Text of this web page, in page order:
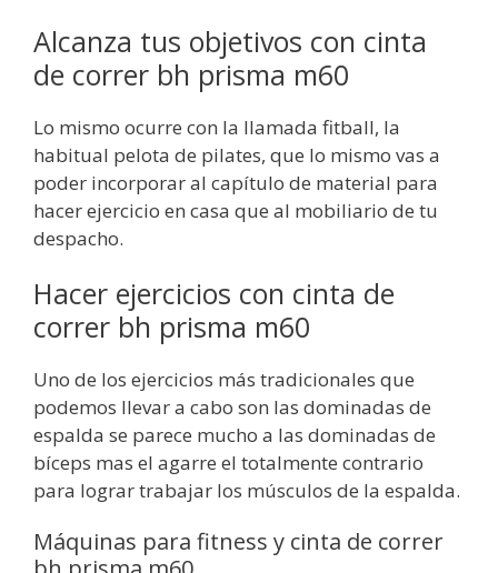
Alcanza tus objetivos con cinta
de correr bh prisma m60
Lo mismo ocurre con la llamada fitball, la
habitual pelota de pilates, que lo mismo vas a
poder incorporar al capítulo de material para
hacer ejercicio en casa que al mobiliario de tu
despacho.
Hacer ejercicios con cinta de
correr bh prisma m60
Uno de los ejercicios más tradicionales que
podemos llevar a cabo son las dominadas de
espalda se parece mucho a las dominadas de
bíceps mas el agarre el totalmente contrario
para lograr trabajar los músculos de la espalda.
Máquinas para fitness y cinta de correr